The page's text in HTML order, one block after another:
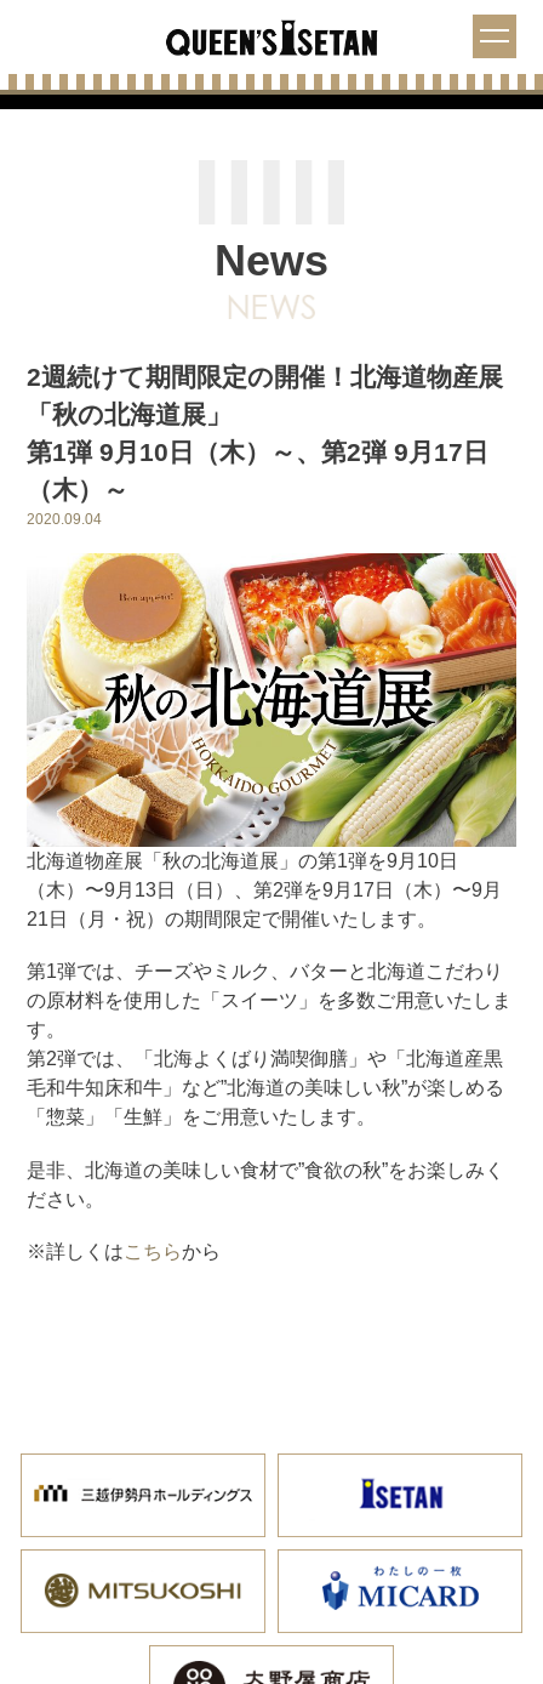
News
2週続けて期間限定の開催！北海道物産展
「秋の北海道展」
第1弾 9月10日（木）～、第2弾 9月17日
（木）～
2020.09.04
北海道物産展「秋の北海道展」の第1弾を9月10日
（木）〜9月13日（日）、第2弾を9月17日（木）〜9月
21日（月・祝）の期間限定で開催いたします。
第1弾では、チーズやミルク、バターと北海道こだわり
の原材料を使用した「スイーツ」を多数ご用意いたしま
す。
第2弾では、「北海よくばり満喫御膳」や「北海道産黒
毛和牛知床和牛」など”北海道の美味しい秋”が楽しめる
「惣菜」「生鮮」をご用意いたします。
是非、北海道の美味しい食材で”食欲の秋”をお楽しみく
ださい。
※詳しくはこちらから